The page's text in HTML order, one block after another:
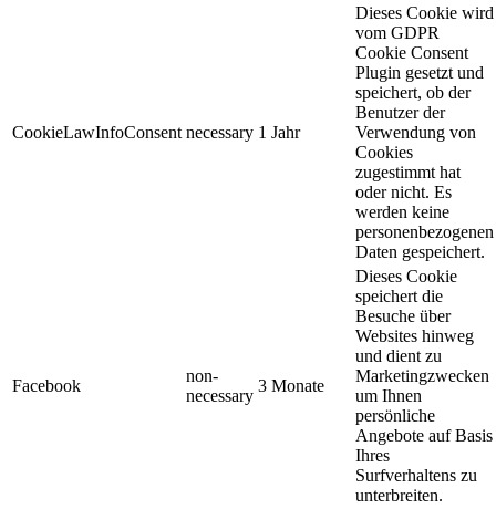
CookieLawInfoConsent necessary 1 Jahr
Dieses Cookie wird
vom GDPR
Cookie Consent
Plugin gesetzt und
speichert, ob der
Benutzer der
Verwendung von
Cookies
zugestimmt hat
oder nicht. Es
werden keine
personenbezogenen
Daten gespeichert.
Facebook
non-
necessary
3 Monate
Dieses Cookie
speichert die
Besuche über
Websites hinweg
und dient zu
Marketingzwecken
um Ihnen
persönliche
Angebote auf Basis
Ihres
Surfverhaltens zu
unterbreiten.